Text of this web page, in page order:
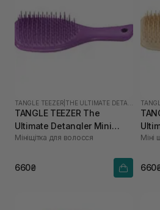
TANGLE TEEZER
TANGLE TEEZER The
Ultimate Detangler Mini
Fresh Purple
Мініщітка для волосся
660₴
Міні